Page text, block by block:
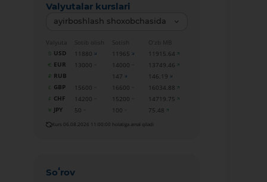
Valyutalar kurslari
ayirboshlash shoxobchasida
Valyuta Sotib olish Sotish
O‘zb MB
USD
11880 11965
11915.64
EUR
13000 14000
13749.46
RUB
147
146.19
GBP
15600 16600
16034.88
CHF
14200 15200
14719.75
JPY
50 100 75.48
Kurs 06.08.2026 11:00:00 holatiga amal qiladi
Soʻrov